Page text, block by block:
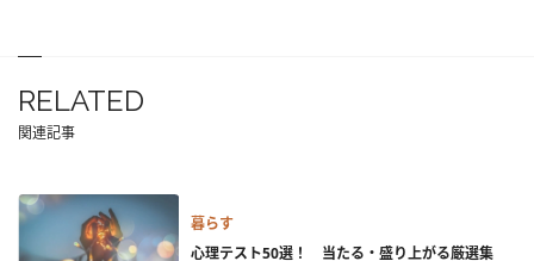
RELATED
関連記事
暮らす
心理テスト50選！ 当たる・盛り上がる厳選集